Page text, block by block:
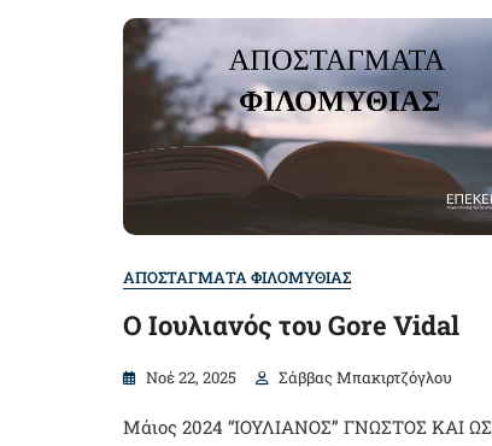
ΑΠΟΣΤΑΓΜΑΤΑ ΦΙΛΟΜΥΘΙΑΣ
Ο Iουλιανός του Gore Vidal
Νοέ 22, 2025 Σάββας Μπακιρτζόγλου
Μάιος 2024 “ΙΟΥΛΙΑΝΟΣ” ΓΝΩΣΤΟΣ ΚΑΙ ΩΣ